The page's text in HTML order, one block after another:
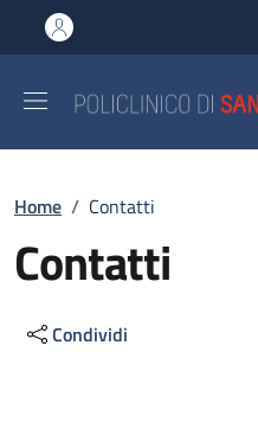
al contenuto principale
to footer content
Briciole di pane
Home / Contatti
Contatti
Condividi